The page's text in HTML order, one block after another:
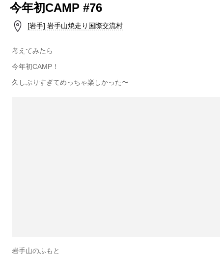
今年初CAMP #76
[岩手] 岩手山焼走り国際交流村
考えてみたら
今年初CAMP！
久しぶりすぎてめっちゃ楽しかった〜
岩手山のふもと